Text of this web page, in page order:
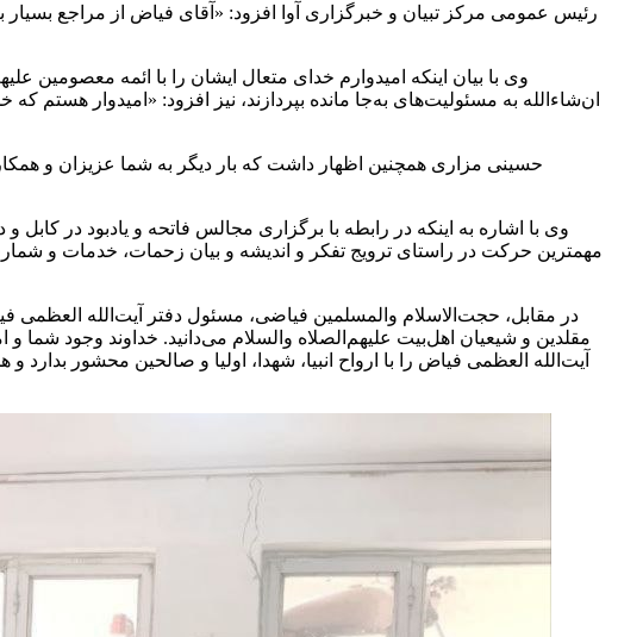
رئیس عمومی مرکز تبیان و خبرگزاری آوا افزود: «آقای فیاض از مراجع
وی با بیان اینکه امیدوارم خدای متعال ایشان را با ائمه معصومین
ان‌شاءالله به مسئولیت‌های به‌جا مانده بپردازند، نیز افزود: «امیدوار
حسینی مزاری همچنین اظهار داشت که بار دیگر به شما عزیزان و
وی با اشاره به اینکه در رابطه با برگزاری مجالس فاتحه و یادبود در
مهمترین حرکت در راستای ترویج تفکر و اندیشه و بیان زحمات، خدمات و
در مقابل، حجت‌الاسلام والمسلمین فیاضی، مسئول دفتر آیت‌الله
مقلدین و شیعیان اهل‌بیت علیهم‌الصلاه والسلام می‌دانید. خداوند وجود
آیت‌الله العظمی فیاض را با ارواح انبیا، شهدا، اولیا و صالحین محشور